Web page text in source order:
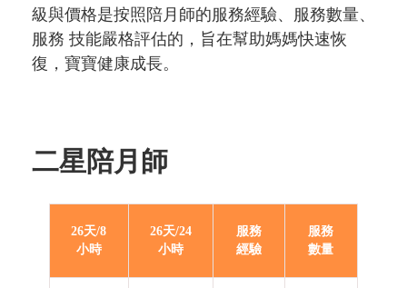
級與價格是按照陪月師的服務經驗、服務數量、
服務 技能嚴格評估的，旨在幫助媽媽快速恢
復，寶寶健康成長。
二星陪月師
26天/8
小時
26天/24
小時
服務
經驗
服務
數量